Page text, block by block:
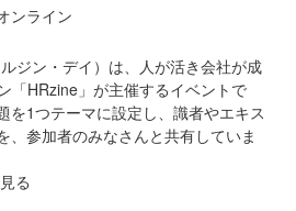
ンライン
ジン・デイ）は、人が活き会社が成
「HRzine」が主催するイベントで
を1つテーマに設定し、識者やエキス
、参加者のみなさんと共有していま
る